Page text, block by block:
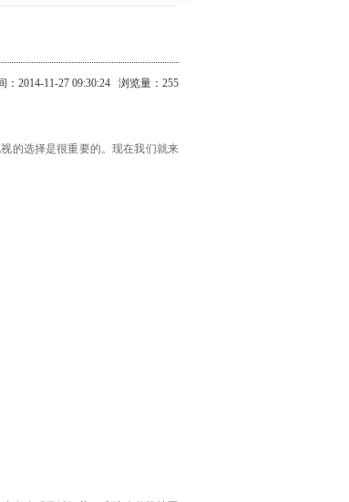
：2014-11-27 09:30:24 浏览量：255
的选择是很重要的。现在我们就来